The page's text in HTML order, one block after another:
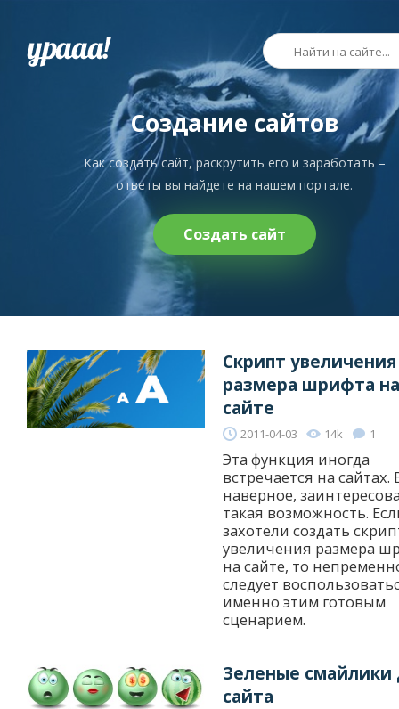
Создание сайтов
Как создать сайт, раскрутить его и заработать –
ответы вы найдете на нашем портале.
Создать сайт
Скрипт увеличения
размера шрифта на
сайте
2011-04-03 14k 1
Эта функция иногда
встречается на сайтах.
наверное,
такая возможность.
захотели создать
увеличения размера
на сайте, то
следует
именно этим готовым
сценарием.
Зеленые смайлики
сайта